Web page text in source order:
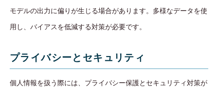
モデルの出力に偏りが生じる場合があります。多様なデータを使
用し、バイアスを低減する対策が必要です。
プライバシーとセキュリティ
個人情報を扱う際には、プライバシー保護とセキュリティ対策が